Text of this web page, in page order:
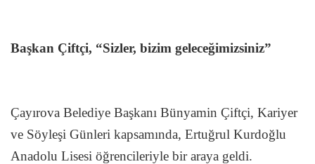
Başkan Çiftçi, “Sizler, bizim geleceğimizsiniz”
Çayırova Belediye Başkanı Bünyamin Çiftçi, Kariyer
ve Söyleşi Günleri kapsamında, Ertuğrul Kurdoğlu
Anadolu Lisesi öğrencileriyle bir araya geldi.